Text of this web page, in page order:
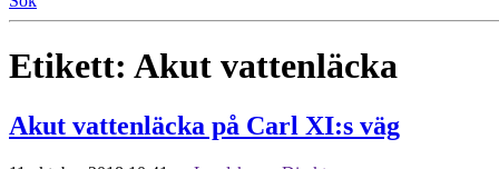
Etikett: Akut vattenläcka
Akut vattenläcka på Carl XI:s väg